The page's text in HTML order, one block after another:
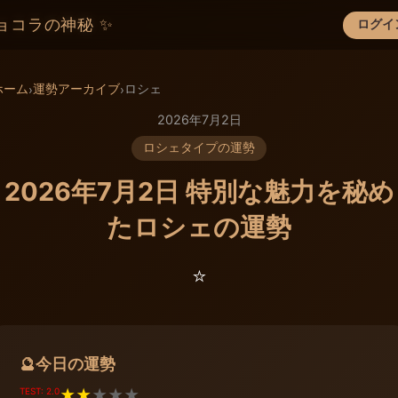
コラの神秘 ✨ ログイ
×
ーム›運勢アーカイブ›ロシェ
2026年7月2日
ロシェタイプの運勢
2026年7月2日 特別な魅力を秘め
たロシェの運勢
⭐️
🔮今日の運勢
TEST: 2.0